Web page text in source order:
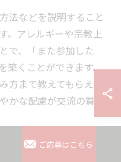
法などを説明すること
。アレルギーや宗教上
で、「また参加した
築くことができます。
まで教えてもらえて
かな配慮が交流の質を
係の作り方ご応募はこちら